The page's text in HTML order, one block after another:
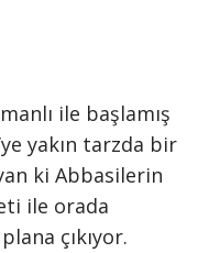
ile başlamış
yakın tarzda bir
ki Abbasilerin
ile orada
çıkıyor.